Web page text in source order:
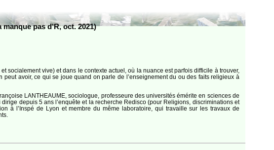
pas d’R, oct. 2021)
socialement vive) et dans le contexte actuel, où la nuance est parfois difficile à trouver,
avoir, ce qui se joue quand on parle de l’enseignement du ou des faits religieux à
LANTHEAUME, sociologue, professeure des universités émérite en sciences de
depuis 5 ans l’enquête et la recherche Redisco (pour Religions, discriminations et
à l’Inspé de Lyon et membre du même laboratoire, qui travaille sur les travaux de